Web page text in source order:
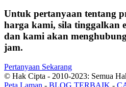
Untuk pertanyaan tentang
harga kami, sila tinggalkan
dan kami akan
jam.
Pertanyaan Sekarang
© Hak Cipta - 2010-2023: Semua